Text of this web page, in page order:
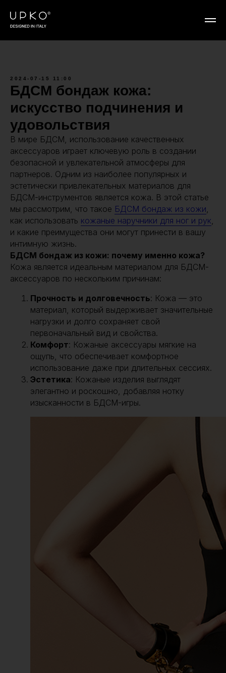
2024-07-15 11:00
БДСМ бондаж кожа:
искусство подчинения и
удовольствия
В мире БДСМ, использование качественных
аксессуаров играет ключевую роль в создании
безопасной и увлекательной атмосферы для
партнеров. Одним из наиболее популярных и
эстетически привлекательных материалов для
БДСМ-инструментов является кожа. В этой статье
мы рассмотрим, что такое БДСМ бондаж из кожи,
как использовать кожаные наручники для ног и рук,
и какие преимущества они могут принести в вашу
интимную жизнь.
БДСМ бондаж из кожи: почему именно кожа?
Кожа является идеальным материалом для БДСМ-
аксессуаров по нескольким причинам:
Прочность и долговечность: Кожа — это
материал, который выдерживает значительные
нагрузки и долго сохраняет свой
первоначальный вид и свойства.
Комфорт: Кожаные аксессуары мягкие на
ощупь, что обеспечивает комфортное
использование даже при длительных сессиях.
Эстетика: Кожаные изделия выглядят
элегантно и роскошно, добавляя нотку
изысканности в БДСМ-игры.